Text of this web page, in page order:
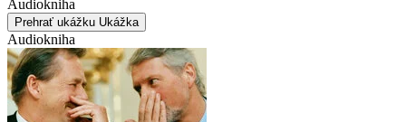
Audiokniha
Prehrať ukážku Ukážka
Audiokniha